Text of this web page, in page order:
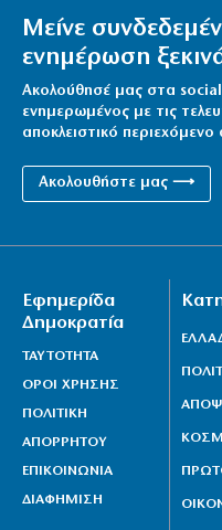
Μείνε
ενημέρωση
Ακολούθησέ μας στα social
ενημερωμένος με τις
αποκλειστικό
Ακολουθήστε μας ⟶
Εφημερίδα
Δημοκρατία
ΤΑΥΤΟΤΗΤΑ
ΟΡΟΙ ΧΡΗΣΗΣ
ΠΟΛΙΤΙΚΗ
ΑΠΟΡΡΗΤΟΥ
ΕΠΙΚΟΙΝΩΝΙΑ
ΔΙΑΦΗΜΙΣΗ